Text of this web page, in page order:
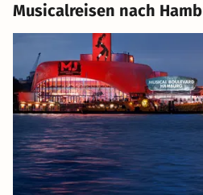
Musicalreisen nach